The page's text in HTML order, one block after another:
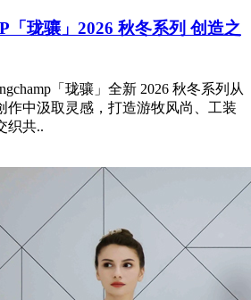
珑骧」2026 秋冬系列 创造之
「珑骧」全新 2026 秋冬系列从
作中汲取灵感，打造游牧风尚、工装
织共..